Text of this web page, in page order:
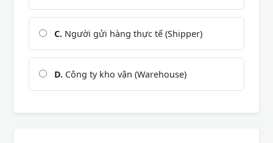
C. Người gửi hàng thực tế (Shipper)
D. Công ty kho vận (Warehouse)